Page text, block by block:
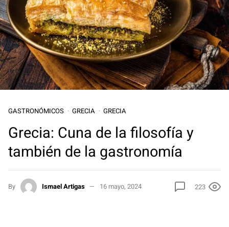
GASTRONÓMICOS GRECIA GRECIA
Grecia: Cuna de la filosofía y
también de la gastronomía
By Ismael Artigas 16 mayo, 2024 223